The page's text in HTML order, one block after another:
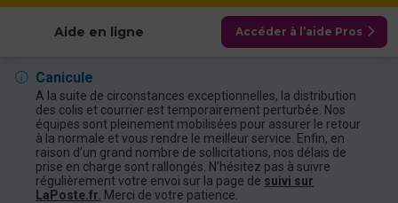
Aide en ligne Accéder à l’aide Pros
Canicule
A la suite de circonstances exceptionnelles, la distribution
des colis et courrier est temporairement perturbée. Nos
équipes sont pleinement mobilisées pour assurer le retour
à la normale et vous rendre le meilleur service. Enfin, en
raison d’un grand nombre de sollicitations, nos délais de
prise en charge sont rallongés. N’hésitez pas à suivre
régulièrement votre envoi sur la page de suivi sur
LaPoste.fr. Merci de votre patience.